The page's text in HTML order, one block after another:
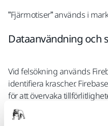
”Fjärrnotiser” används i
Dataanvändning och
Vid felsökning används
identifiera krascher.
för att övervaka
verktygets
verktyg. Googles verktyg